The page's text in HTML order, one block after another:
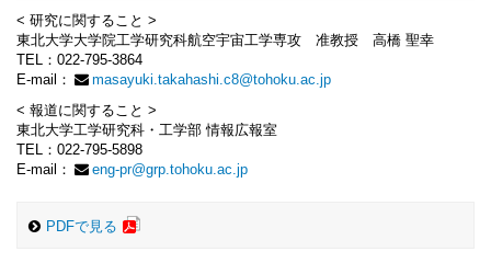
< 研究に関すること >
東北大学大学院工学研究科航空宇宙工学専攻 准教授 高橋 聖幸
TEL：022-795-3864
E-mail：
masayuki.takahashi.c8@tohoku.ac.jp
< 報道に関すること >
東北大学工学研究科・工学部 情報広報室
TEL：022-795-5898
E-mail：
eng-pr@grp.tohoku.ac.jp
PDFで見る